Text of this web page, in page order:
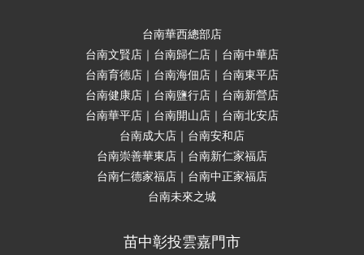
台南華西總部店
台南文賢店｜台南歸仁店｜台南中華店
台南育德店｜台南海佃店｜台南東平店
台南健康店｜台南鹽行店｜台南新營店
台南華平店｜台南開山店｜台南北安店
台南成大店｜台南安和店
台南崇善華東店｜台南新仁家福店
台南仁德家福店｜台南中正家福店
台南未來之城
苗中彰投雲嘉門市